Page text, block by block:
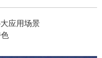
应用场景